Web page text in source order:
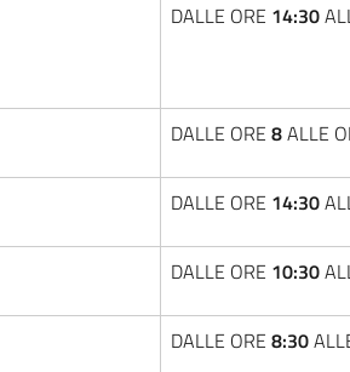
DALLE ORE 14:30
DALLE ORE 8ALLE
DALLE ORE 14:30
DALLE ORE 10:30
DALLE ORE 8:30